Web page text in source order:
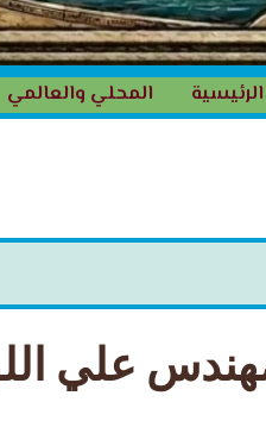
الرئيسية المحلي والعالمي
علي